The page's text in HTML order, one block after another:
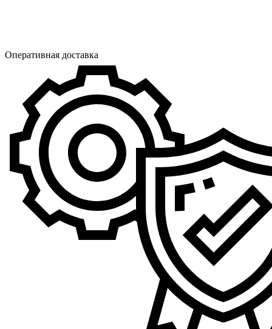
Оперативная доставка